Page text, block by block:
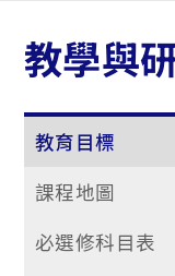
教學與
教育目標
課程地圖
必選修科目表